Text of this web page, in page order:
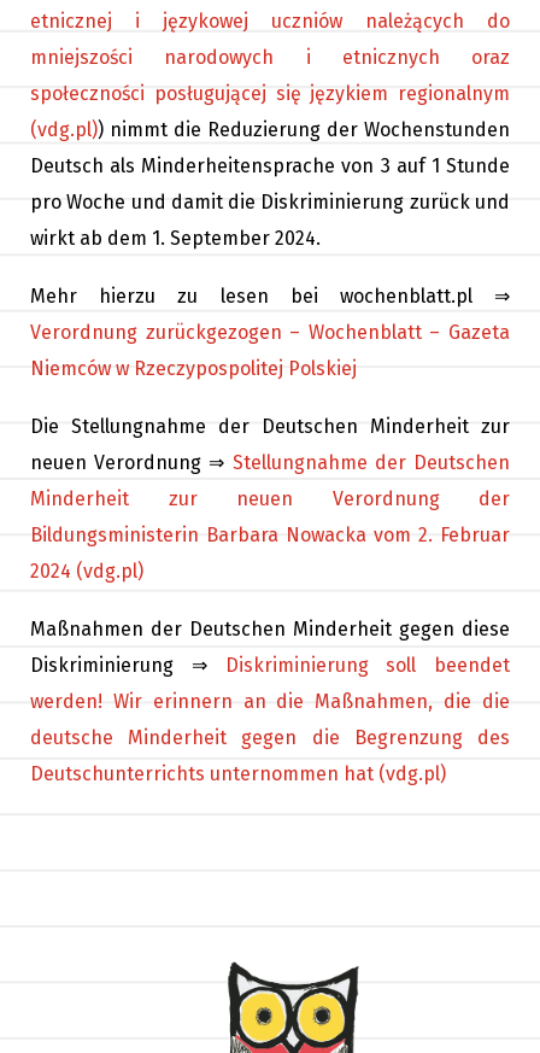
etnicznej i językowej uczniów należących do
mniejszości narodowych i etnicznych oraz
społeczności posługującej się językiem regionalnym
(vdg.pl)) nimmt die Reduzierung der Wochenstunden
Deutsch als Minderheitensprache von 3 auf 1 Stunde
pro Woche und damit die Diskriminierung zurück und
wirkt ab dem 1. September 2024.
Mehr hierzu zu lesen bei wochenblatt.pl ⇒
Verordnung zurückgezogen – Wochenblatt – Gazeta
Niemców w Rzeczypospolitej Polskiej
Die Stellungnahme der Deutschen Minderheit zur
neuen Verordnung ⇒ Stellungnahme der Deutschen
Minderheit zur neuen Verordnung der
Bildungsministerin Barbara Nowacka vom 2. Februar
2024 (vdg.pl)
Maßnahmen der Deutschen Minderheit gegen diese
Diskriminierung ⇒
Diskriminierung soll beendet
werden! Wir erinnern an die Maßnahmen, die die
deutsche Minderheit gegen die Begrenzung des
Deutschunterrichts unternommen hat (vdg.pl)